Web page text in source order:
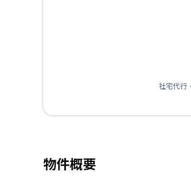
社宅代行
物件概要